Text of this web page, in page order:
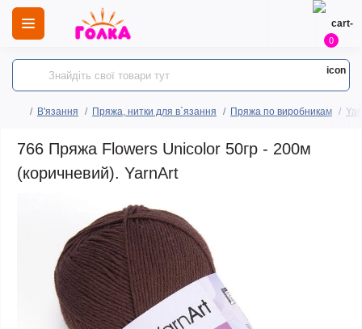
0
В'язання Пряжа, нитки для в`язання Пряжа по виробникам
766 Пряжа Flowers Unicolor 50гр - 200м
(коричневий). YarnArt